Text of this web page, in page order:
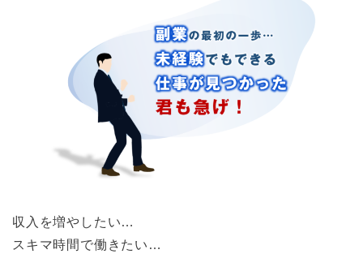
収入を増やしたい…
スキマ時間で働きたい…